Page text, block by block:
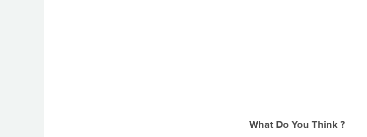
What Do You Think ?